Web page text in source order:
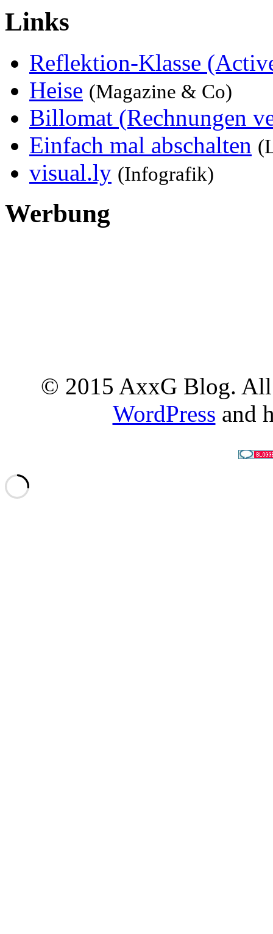
Links
Reflektion-Klasse
Heise (Magazine & Co)
Billomat (Rechnungen
Einfach mal abschalten
visual.ly (Infografik)
Werbung
© 2015 AxxG Blog. All
WordPress and